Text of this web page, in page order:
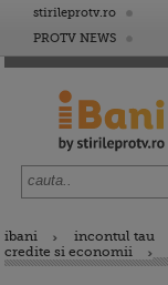
stirileprotv.ro
PROTV NEWS
ibani
incontul tau
credite si economii